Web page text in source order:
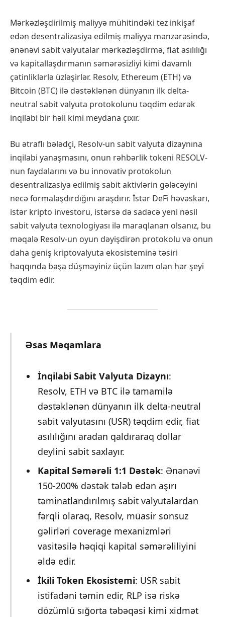
Mərkəzləşdirilmiş maliyyə mühitindəki tez inkişaf
edən desentralizasiya edilmiş maliyyə mənzərəsində,
ənənəvi sabit valyutalar mərkəzləşdirmə, fiat asılılığı
və kapitallaşdırmanın səmərəsizliyi kimi davamlı
çətinliklərlə üzləşirlər. Resolv, Ethereum (ETH) və
Bitcoin (BTC) ilə dəstəklənən dünyanın ilk delta-
neutral sabit valyuta protokolunu təqdim edərək
inqilabi bir həll kimi meydana çıxır.
Bu ətraflı bələdçi, Resolv-un sabit valyuta dizaynına
inqilabi yanaşmasını, onun rəhbərlik tokeni RESOLV-
nun faydalarını və bu innovativ protokolun
desentralizasiya edilmiş sabit aktivlərin gələcəyini
necə formalaşdırdığını araşdırır. İstər DeFi həvəskarı,
istər kripto investoru, istərsə də sadəcə yeni nəsil
sabit valyuta texnologiyası ilə maraqlanan olsanız, bu
məqalə Resolv-un oyun dəyişdirən protokolu və onun
daha geniş kriptovalyuta ekosisteminə təsiri
haqqında başa düşməyiniz üçün lazım olan hər şeyi
təqdim edir.
Əsas Məqamlara
İnqilabi Sabit Valyuta Dizaynı:
Resolv, ETH və BTC ilə tamamilə
dəstəklənən dünyanın ilk delta-neutral
sabit valyutasını (USR) təqdim edir, fiat
asılılığını aradan qaldıraraq dollar
deylini sabit saxlayır.
Kapital Səmərəli 1:1 Dəstək: Ənənəvi
150-200% dəstək tələb edən aşırı
təminatlandırılmış sabit valyutalardan
fərqli olaraq, Resolv, müasir sonsuz
gəlirləri coverage mexanizmləri
vasitəsilə həqiqi kapital səmərəliliyini
əldə edir.
İkili Token Ekosistemi: USR sabit
istifadəni təmin edir, RLP isə riskə
dözümlü sığorta təbəqəsi kimi xidmət